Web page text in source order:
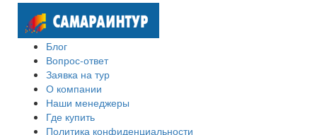
Блог
Вопрос-ответ
Заявка на тур
О компании
Наши менеджеры
Где купить
Политика конфиденциальности